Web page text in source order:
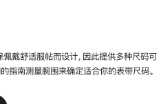
佩戴舒适服帖而设计，因此提供多种尺码可
指南测量腕围来确定适合你的表带尺码。